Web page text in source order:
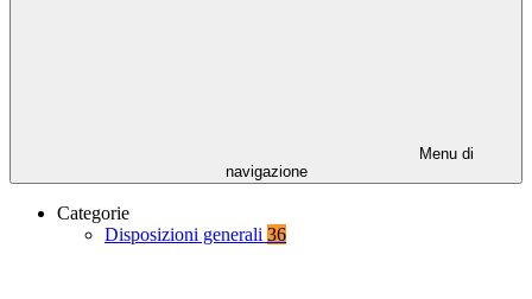
Menu di
navigazione
Categorie
Disposizioni generali 36